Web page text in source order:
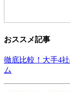
おススメ記事
徹底比較！大手4
ム